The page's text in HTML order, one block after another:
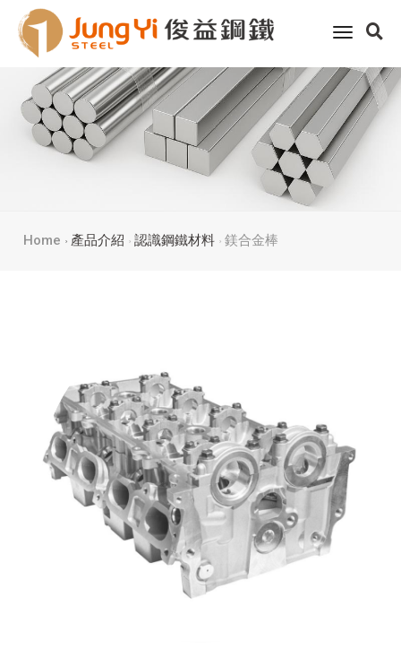
toggle
Home 產品介紹 認識鋼鐵材料 鎂合金棒